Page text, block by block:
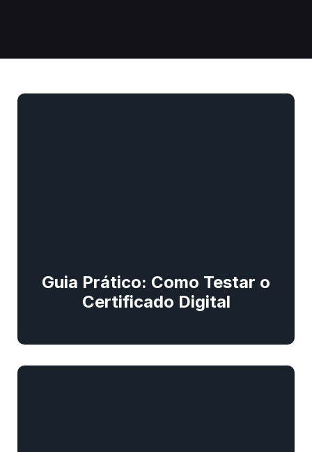
Guia Prático: Como Testar o
Certificado Digital